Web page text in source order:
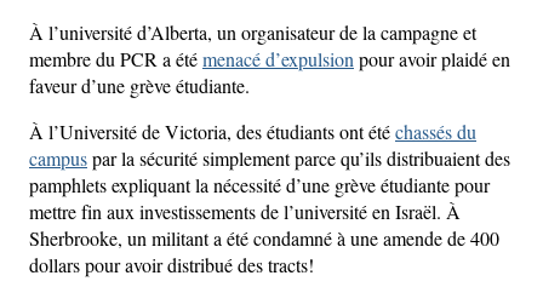
À l’université d’Alberta, un organisateur de la campagne et
membre du PCR a étémenacé d’expulsion pour avoir plaidé en
faveur d’une grève étudiante.
À l’Université de Victoria, des étudiants ont étéchassés du
campuspar la sécurité simplement parce qu’ils distribuaient des
pamphlets expliquant la nécessité d’une grève étudiante pour
mettre fin aux investissements de l’université en Israël. À
Sherbrooke, un militant a été condamné à une amende de 400
dollars pour avoir distribué des tracts!